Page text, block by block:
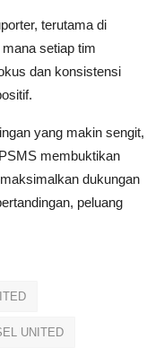
terutama di
setiap tim
dan konsistensi
yang makin sengit,
membuktikan
dukungan
peluang
UNITED